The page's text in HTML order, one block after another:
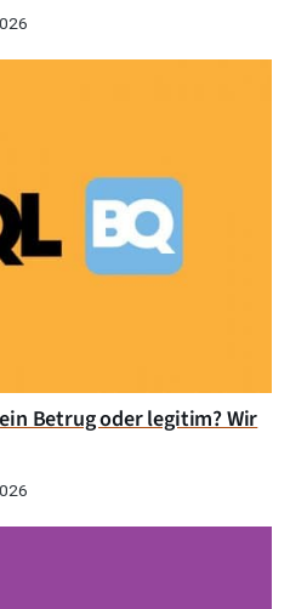
Betrug oder legitim? Wir